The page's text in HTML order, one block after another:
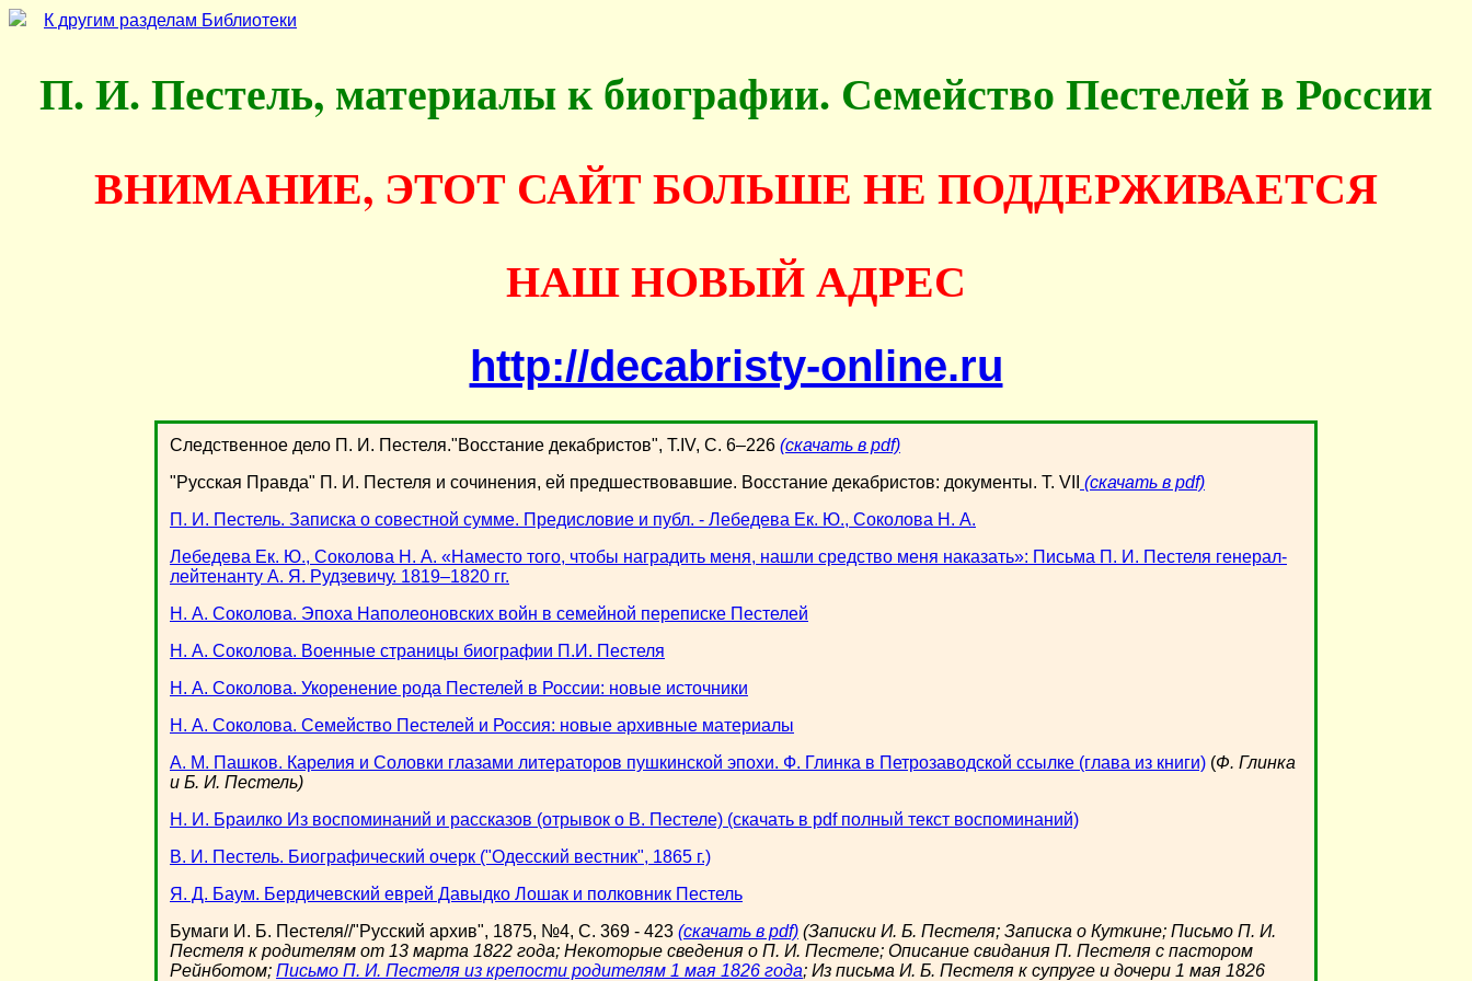
К другим разделам Библиотеки
П. И. Пестель, материалы к биографии. Семейство Пестелей в России
ВНИМАНИЕ, ЭТОТ САЙТ БОЛЬШЕ НЕ ПОДДЕРЖИВАЕТСЯ
НАШ НОВЫЙ АДРЕС
http://decabristy-online.ru
Cледственное дело П. И. Пестеля."Восстание декабристов", Т.IV, С. 6–226 (скачать в pdf)
"Русская Правда" П. И. Пестеля и сочинения, ей предшествовавшие. Восстание декабристов: документы. Т. VII
(скачать в pdf)
П. И. Пестель. Записка о совестной сумме. Предисловие и публ. - Лебедева Ек. Ю., Соколова Н. А.
Лебедева Ек. Ю., Соколова Н. А. «Наместо того, чтобы наградить меня, нашли средство меня наказать»: Письма П. И. Пестеля генерал-
лейтенанту А. Я. Рудзевичу. 1819–1820 гг.
Н. А. Соколова. Эпоха Наполеоновских войн в семейной переписке Пестелей
Н. А. Соколова. Военные страницы биографии П.И. Пестеля
Н. А. Соколова. Укоренение рода Пестелей в России: новые источники
Н. А. Соколова. Семейство Пестелей и Россия: новые архивные материалы
А. М. Пашков. Карелия и Соловки глазами литераторов пушкинской эпохи. Ф. Глинка в Петрозаводской ссылке (глава из книги) (Ф. Глинка
и Б. И. Пестель)
Н. И. Браилко Из воспоминаний и рассказов (отрывок о В. Пестеле) (скачать в pdf полный текст воспоминаний)
В. И. Пестель. Биографический очерк ("Одесский вестник", 1865 г.)
Я. Д. Баум. Бердичевский еврей Давыдко Лошак и полковник Пестель
Бумаги И. Б. Пестеля//"Русский архив", 1875, №4, С. 369 - 423 (скачать в pdf) (Записки И. Б. Пестеля; Записка о Куткине; Письмо П. И.
Пестеля к родителям от 13 марта 1822 года; Некоторые сведения о П. И. Пестеле; Описание свидания П. Пестеля с пастором
Рейнботом; Письмо П. И. Пестеля из крепости родителям 1 мая 1826 года; Из письма И. Б. Пестеля к супруге и дочери 1 мая 1826